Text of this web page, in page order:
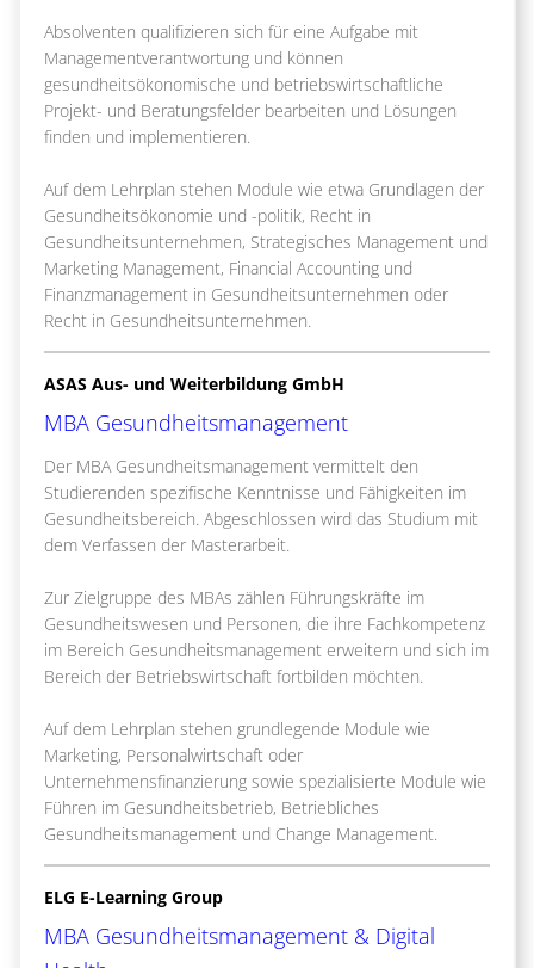
Absolventen qualifizieren sich für eine Aufgabe mit
Managementverantwortung und können
gesundheitsökonomische und betriebswirtschaftliche
Projekt- und Beratungsfelder bearbeiten und Lösungen
finden und implementieren.
Auf dem Lehrplan stehen Module wie etwa Grundlagen der
Gesundheitsökonomie und -politik, Recht in
Gesundheitsunternehmen, Strategisches Management und
Marketing Management, Financial Accounting und
Finanzmanagement in Gesundheitsunternehmen oder
Recht in Gesundheitsunternehmen.
ASAS Aus- und Weiterbildung GmbH
MBA Gesundheitsmanagement
Der MBA Gesundheitsmanagement vermittelt den
Studierenden spezifische Kenntnisse und Fähigkeiten im
Gesundheitsbereich. Abgeschlossen wird das Studium mit
dem Verfassen der Masterarbeit.
Zur Zielgruppe des MBAs zählen Führungskräfte im
Gesundheitswesen und Personen, die ihre Fachkompetenz
im Bereich Gesundheitsmanagement erweitern und sich im
Bereich der Betriebswirtschaft fortbilden möchten.
Auf dem Lehrplan stehen grundlegende Module wie
Marketing, Personalwirtschaft oder
Unternehmensfinanzierung sowie spezialisierte Module wie
Führen im Gesundheitsbetrieb, Betriebliches
Gesundheitsmanagement und Change Management.
ELG E-Learning Group
MBA Gesundheitsmanagement & Digital